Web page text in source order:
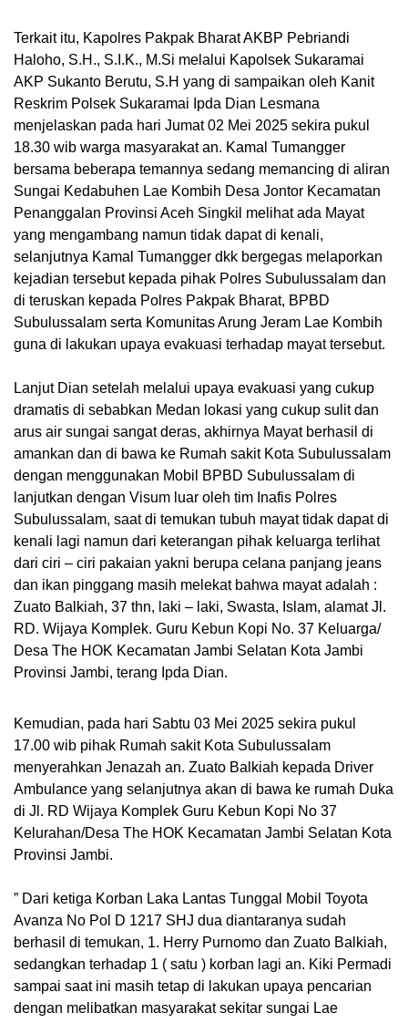
Terkait itu, Kapolres Pakpak Bharat AKBP Pebriandi
Haloho, S.H., S.I.K., M.Si melalui Kapolsek Sukaramai
AKP Sukanto Berutu, S.H yang di sampaikan oleh Kanit
Reskrim Polsek Sukaramai Ipda Dian Lesmana
menjelaskan pada hari Jumat 02 Mei 2025 sekira pukul
18.30 wib warga masyarakat an. Kamal Tumangger
bersama beberapa temannya sedang memancing di aliran
Sungai Kedabuhen Lae Kombih Desa Jontor Kecamatan
Penanggalan Provinsi Aceh Singkil melihat ada Mayat
yang mengambang namun tidak dapat di kenali,
selanjutnya Kamal Tumangger dkk bergegas melaporkan
kejadian tersebut kepada pihak Polres Subulussalam dan
di teruskan kepada Polres Pakpak Bharat, BPBD
Subulussalam serta Komunitas Arung Jeram Lae Kombih
guna di lakukan upaya evakuasi terhadap mayat tersebut.
Lanjut Dian setelah melalui upaya evakuasi yang cukup
dramatis di sebabkan Medan lokasi yang cukup sulit dan
arus air sungai sangat deras, akhirnya Mayat berhasil di
amankan dan di bawa ke Rumah sakit Kota Subulussalam
dengan menggunakan Mobil BPBD Subulussalam di
lanjutkan dengan Visum luar oleh tim Inafis Polres
Subulussalam, saat di temukan tubuh mayat tidak dapat di
kenali lagi namun dari keterangan pihak keluarga terlihat
dari ciri – ciri pakaian yakni berupa celana panjang jeans
dan ikan pinggang masih melekat bahwa mayat adalah :
Zuato Balkiah, 37 thn, laki – laki, Swasta, Islam, alamat Jl.
RD. Wijaya Komplek. Guru Kebun Kopi No. 37 Keluarga/
Desa The HOK Kecamatan Jambi Selatan Kota Jambi
Provinsi Jambi, terang Ipda Dian.
Kemudian, pada hari Sabtu 03 Mei 2025 sekira pukul
17.00 wib pihak Rumah sakit Kota Subulussalam
menyerahkan Jenazah an. Zuato Balkiah kepada Driver
Ambulance yang selanjutnya akan di bawa ke rumah Duka
di Jl. RD Wijaya Komplek Guru Kebun Kopi No 37
Kelurahan/Desa The HOK Kecamatan Jambi Selatan Kota
Provinsi Jambi.
” Dari ketiga Korban Laka Lantas Tunggal Mobil Toyota
Avanza No Pol D 1217 SHJ dua diantaranya sudah
berhasil di temukan, 1. Herry Purnomo dan Zuato Balkiah,
sedangkan terhadap 1 ( satu ) korban lagi an. Kiki Permadi
sampai saat ini masih tetap di lakukan upaya pencarian
dengan melibatkan masyarakat sekitar sungai Lae